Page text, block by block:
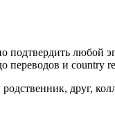
любой
переводов и country
друг,